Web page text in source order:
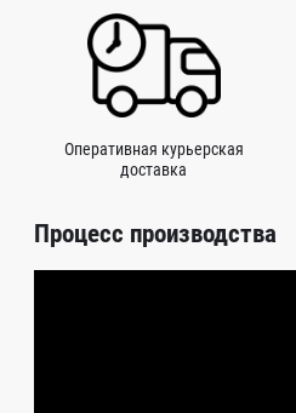
Оперативная курьерская
доставка
Процесс производства